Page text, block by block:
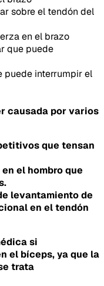
sobre el tendón del
en el brazo
que puede
puede interrumpir el
causada por varios
que tensan
el hombro que
levantamiento de
en el tendón
si
el bíceps, ya que la
trata